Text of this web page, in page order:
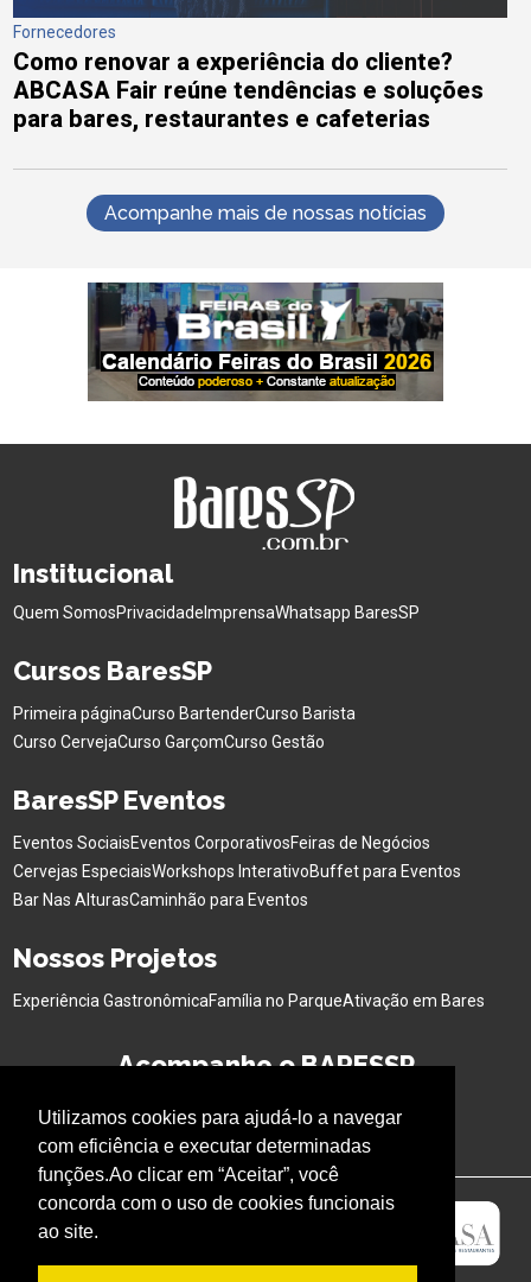
Utilizamos cookies para ajudá-lo a navegar
com eficiência e executar determinadas
funções.Ao clicar em “Aceitar”, você
concorda com o uso de cookies funcionais
ao site.
Fornecedores
Como renovar a experiência do cliente?
ABCASA Fair reúne tendências e soluções
para bares, restaurantes e cafeterias
Acompanhe mais de nossas notícias
Institucional
Quem SomosPrivacidade ImprensaWhatsapp BaresSP
Cursos BaresSP
Primeira páginaCurso BartenderCurso Barista
Curso CervejaCurso GarçomCurso Gestão
BaresSP Eventos
Eventos SociaisEventos CorporativosFeiras de Negócios
Cervejas EspeciaisWorkshops InterativoBuffet para Eventos
Bar Nas AlturasCaminhão para Eventos
Nossos Projetos
Experiência GastronômicaFamília no ParqueAtivação em Bares
Acompanhe o BARESSP